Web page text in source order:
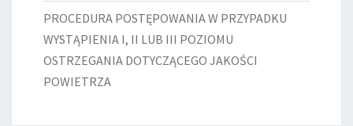
PROCEDURA POSTĘPOWANIA W PRZYPADKU
WYSTĄPIENIA I, II LUB III POZIOMU
OSTRZEGANIA DOTYCZĄCEGO JAKOŚCI
POWIETRZA